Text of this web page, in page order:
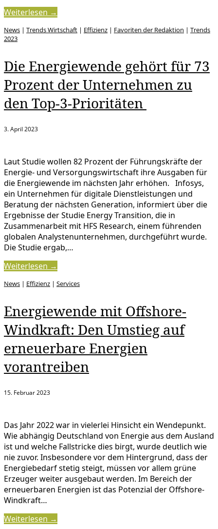
Weiterlesen →
News | Trends Wirtschaft | Effizienz | Favoriten der Redaktion | Trends
2023
Die Energiewende gehört für 73
Prozent der Unternehmen zu
den Top-3-Prioritäten
3. April 2023
Laut Studie wollen 82 Prozent der Führungskräfte der
Energie- und Versorgungswirtschaft ihre Ausgaben für
die Energiewende im nächsten Jahr erhöhen. Infosys,
ein Unternehmen für digitale Dienstleistungen und
Beratung der nächsten Generation, informiert über die
Ergebnisse der Studie Energy Transition, die in
Zusammenarbeit mit HFS Research, einem führenden
globalen Analystenunternehmen, durchgeführt wurde.
Die Studie ergab,…
Weiterlesen →
News | Effizienz | Services
Energiewende mit Offshore-
Windkraft: Den Umstieg auf
erneuerbare Energien
vorantreiben
15. Februar 2023
Das Jahr 2022 war in vielerlei Hinsicht ein Wendepunkt.
Wie abhängig Deutschland von Energie aus dem Ausland
ist und welche Fallstricke dies birgt, wurde deutlich wie
nie zuvor. Insbesondere vor dem Hintergrund, dass der
Energiebedarf stetig steigt, müssen vor allem grüne
Erzeuger weiter ausgebaut werden. Im Bereich der
erneuerbaren Energien ist das Potenzial der Offshore-
Windkraft…
Weiterlesen →